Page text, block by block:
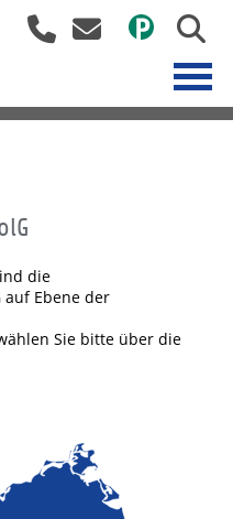
die
auf Ebene der
Sie bitte über die